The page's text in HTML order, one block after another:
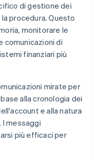
di gestione dei
la procedura. Questo
monitorare le
comunicazioni di
finanziari più
mirate per
alla cronologia dei
e alla natura
I messaggi
più efficaci per